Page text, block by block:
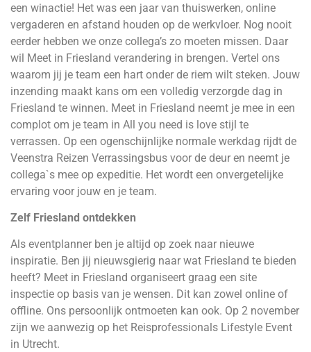
een winactie! Het was een jaar van thuiswerken, online
vergaderen en afstand houden op de werkvloer. Nog nooit
eerder hebben we onze collega’s zo moeten missen. Daar
wil Meet in Friesland verandering in brengen. Vertel ons
waarom jij je team een hart onder de riem wilt steken. Jouw
inzending maakt kans om een volledig verzorgde dag in
Friesland te winnen. Meet in Friesland neemt je mee in een
complot om je team in All you need is love stijl te
verrassen. Op een ogenschijnlijke normale werkdag rijdt de
Veenstra Reizen Verrassingsbus voor de deur en neemt je
collega`s mee op expeditie. Het wordt een onvergetelijke
ervaring voor jouw en je team.
Zelf Friesland ontdekken
Als eventplanner ben je altijd op zoek naar nieuwe
inspiratie. Ben jij nieuwsgierig naar wat Friesland te bieden
heeft? Meet in Friesland organiseert graag een site
inspectie op basis van je wensen. Dit kan zowel online of
offline. Ons persoonlijk ontmoeten kan ook. Op 2 november
zijn we aanwezig op het Reisprofessionals Lifestyle Event
in Utrecht.